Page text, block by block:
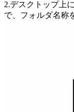
2.デスクトップ上
で、フォルダ名称